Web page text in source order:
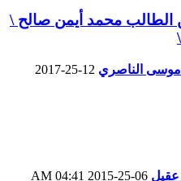
الطالب محمد أيمن صالح \
الناصري
04:41 AM